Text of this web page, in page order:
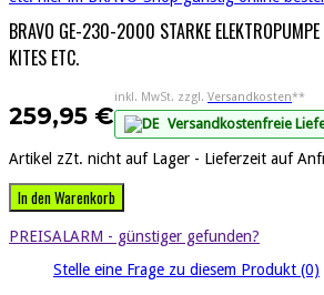
BRAVO GE-230-2000 STARKE ELEKTROPUMPE
KITES ETC.
259,95 €
inkl. MwSt. zzgl. Versandkosten**
Versandkostenfreie
Artikel zZt. nicht auf Lager - Lieferzeit auf
In den Warenkorb
PREISALARM - günstiger gefunden?
Stelle eine Frage zu diesem Produkt (0)